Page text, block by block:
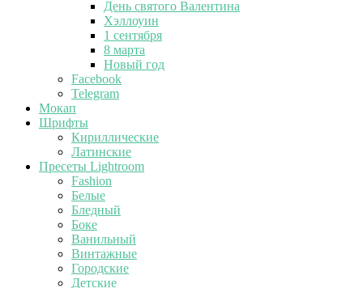
День святого Валентина
Хэллоуин
1 сентября
8 марта
Новый год
Facebook
Telegram
Мокап
Шрифты
Кириллические
Латинские
Пресеты Lightroom
Fashion
Белые
Бледный
Боке
Ванильный
Винтажные
Городские
Детские